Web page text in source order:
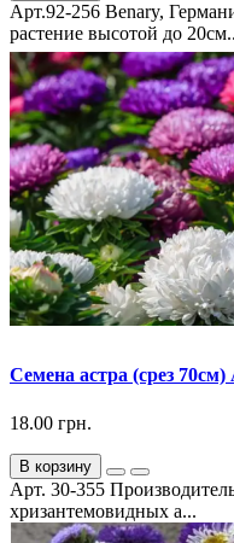
Арт.92-256 Benary,
растение высотой до
Семена астра (срез
18.00 грн.
В корзину
Арт. 30-355
хризантемовидных а...